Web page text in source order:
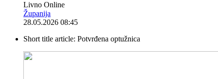
Livno Online
Županija
28.05.2026 08:45
Short title article: Potvrđena optužnica